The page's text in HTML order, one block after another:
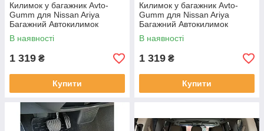
Килимок у багажник Avto-
Gumm для Nissan Ariya
Багажний Автокилимок
Автогум на Нісан Арія верхня
полиця
В наявності
1 319 ₴
Купити
Килимок у багажник Avto-
Gumm для Nissan Ariya
Багажний Автокилимок
Автогум на Нісан Арія нижня
полиця
В наявності
1 319 ₴
Купити